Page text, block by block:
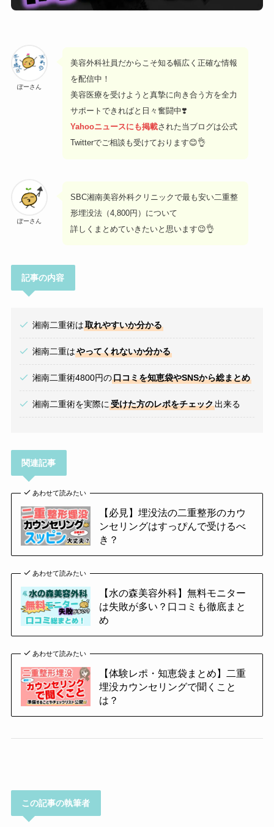
ぽーさん
美容外科社員だからこそ知る幅広く正確な情報
を配信中！
美容医療を受けようと真摯に向き合う方を全力
サポートできればと日々奮闘中❣️
Yahooニュースにも掲載された当ブログは公式
Twitterでご相談も受けております😊👌
ぽーさん
SBC湘南美容外科クリニックで最も安い二重整
形埋没法（4,800円）について
詳しくまとめていきたいと思います😉👌
記事の内容
湘南二重術は取れやすいか分かる
湘南二重はやってくれないか分かる
湘南二重術4800円の口コミを知恵袋やSNSから総まとめ
湘南二重術を実際に 受けた方のレポをチェック出来る
関連記事
あわせて読みたい
【必見】埋没法の二重整形のカウ
ンセリングはすっぴんで受けるべ
き？
あわせて読みたい
【水の森美容外科】無料モニター
は失敗が多い？口コミも徹底まと
め
あわせて読みたい
【体験レポ・知恵袋まとめ】二重
埋没カウンセリングで聞くこと
は？
この記事の執筆者